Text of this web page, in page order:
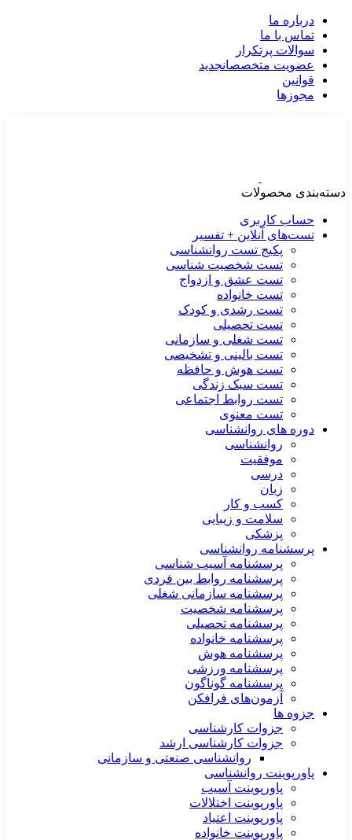
درباره ما
تماس با ما
سوالات پرتکرار
عضویت متخصصانجدید
قوانین
مجوزها
دسته‌بندی محصولات
حساب کاربری
تست‌های آنلاین + تفسیر
پکیج تست روانشناسی
تست شخصیت شناسی
تست عشق و ازدواج
تست خانواده
تست رشدی و کودک
تست تحصیلی
تست شغلی و سازمانی
تست بالینی و تشخیصی
تست هوش و حافظه
تست سبک زندگی
تست روابط اجتماعی
تست معنوی
دوره های روانشناسی
روانشناسی
موفقیت
درسی
زبان
کسب و کار
سلامت و زیبایی
پزشکی
پرسشنامه روانشناسی
پرسشنامه آسیب شناسی
پرسشنامه روابط بین فردی
پرسشنامه سازمانی شغلی
پرسشنامه شخصیت
پرسشنامه تحصیلی
پرسشنامه خانواده
پرسشنامه هوش
پرسشنامه ورزشی
پرسشنامه گوناگون
آزمون‌های فرافکن
جزوه ها
جزوات کارشناسی
جزوات کارشناسی ارشد
روانشناسی صنعتی و سازمانی
پاورپوینت روانشناسی
پاورپوینت آسیب
پاورپوینت اختلالات
پاورپوینت اعتیاد
پاورپوینت خانواده